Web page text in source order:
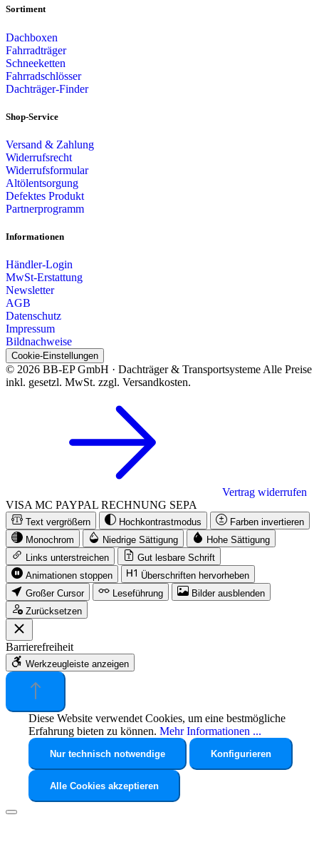
Sortiment
Dachboxen
Fahrradträger
Schneeketten
Fahrradschlösser
Dachträger-Finder
Shop-Service
Versand & Zahlung
Widerrufsrecht
Widerrufsformular
Altölentsorgung
Defektes Produkt
Partnerprogramm
Informationen
Händler-Login
MwSt-Erstattung
Newsletter
AGB
Datenschutz
Impressum
Bildnachweise
Cookie-Einstellungen
© 2026 BB-EP GmbH · Dachträger & Transportsysteme Alle Preise
inkl. gesetzl. MwSt. zzgl. Versandkosten.
Vertrag widerrufen
VISA MC PAYPAL RECHNUNG SEPA
Text vergrößern Hochkontrastmodus
Farben invertieren
Monochrom
Niedrige Sättigung
Hohe Sättigung
Links unterstreichen
Gut lesbare Schrift
Animationen stoppen
Überschriften hervorheben
Großer Cursor
Leseführung
Bilder ausblenden
Zurücksetzen
Barrierefreiheit
Werkzeugleiste anzeigen
Diese Website verwendet Cookies, um eine bestmögliche
Erfahrung bieten zu können. Mehr Informationen ...
Nur technisch notwendige Konfigurieren
Alle Cookies akzeptieren